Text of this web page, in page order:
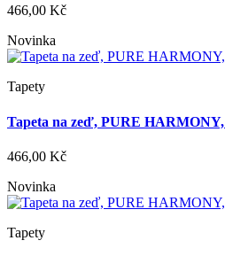
466,00 Kč
Novinka
Tapety
Tapeta na zeď, PURE
466,00 Kč
Novinka
Tapety